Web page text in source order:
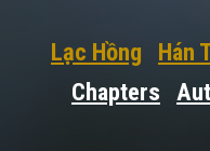
Lạc Hồng Hán
Chapters